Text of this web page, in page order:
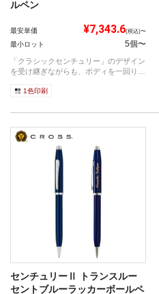
ルペン
最安単価 ¥7,343.6(税込)〜
最小ロット 5個〜
「クラシックセンチュリー」のデザイン
を受け継ぎながらも、ボディを一回り太
1色印刷
センチュリーⅡ トランスルー
セントブルーラッカーボールペ